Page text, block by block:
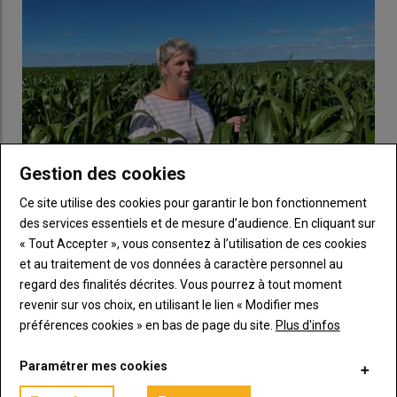
l’importance du problème : 72 % d’entre eux déclarent avoir des
désherbagedes graminées, avec un impact sur
leur production. Leray-grasset levulpinsont mentionnés par
55 % des agriculteurs. Il est vrai que cesgraminéesont
développé des résistances à diverses familles d’herbicides,
rendant plus compliquée leur destruction avec le désherbage
chimique. La réduction des molécules herbicides disponibles ne
fait qu’accroître les difficultés de leur contrôle. Ces deux
facteurs sont cités en tête des raisons pour lesquelles la
gestion des graminées est difficile par les organismes
prescripteurs.
Le point sur|Désherbage des céréales : cinq
leviers agronomiques efficaces à combiner face
aux graminées
Chaulage : « Je dépense 62 €/ha d'apport de dolomie
tous les deux ans par parcelle sur des sols sableux
des Landes où le pH peut baisser rapidement »
22 juillet 2026
Éloïse Thirouin est à la tête d'une exploitation de 400 hectares
à Ychoux (Landes). Ses terres sableuses à tendance acide l'…
Gestion des cookies
Ce site utilise des cookies pour garantir le bon fonctionnement
des services essentiels et de mesure d’audience. En cliquant sur
« Tout Accepter », vous consentez à l’utilisation de ces cookies
et au traitement de vos données à caractère personnel au
regard des finalités décrites. Vous pourrez à tout moment
revenir sur vos choix, en utilisant le lien « Modifier mes
préférences cookies » en bas de page du site. Plus d'infos
Paramétrer mes cookies